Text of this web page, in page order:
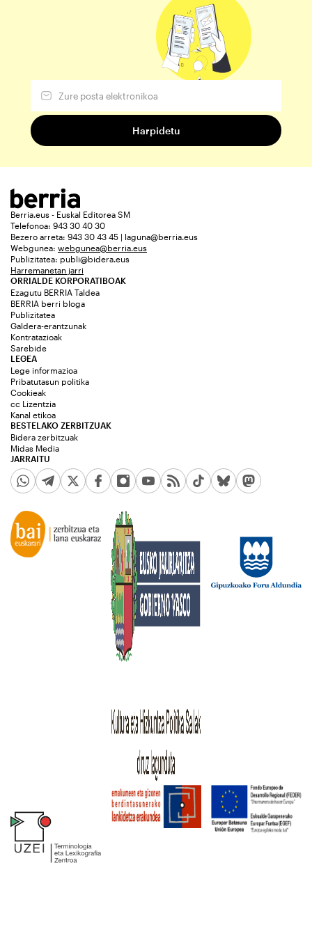
Berria.eus - Euskal Editorea SM
Telefonoa: 943 30 40 30
Bezero arreta: 943 30 43 45 | laguna@berria.eus
Webgunea: webgunea@berria.eus
Publizitatea: publi@bidera.eus
Harremanetan jarri
ORRIALDE KORPORATIBOAK
Ezagutu BERRIA Taldea
BERRIA berri bloga
Publizitatea
Galdera-erantzunak
Kontratazioak
Sarebide
JARRAITU
LEGEA
Lege informazioa
Pribatutasun politika
Cookieak
cc Lizentzia
Kanal etikoa
BESTELAKO ZERBITZUAK
Bidera zerbitzuak
Midas Media